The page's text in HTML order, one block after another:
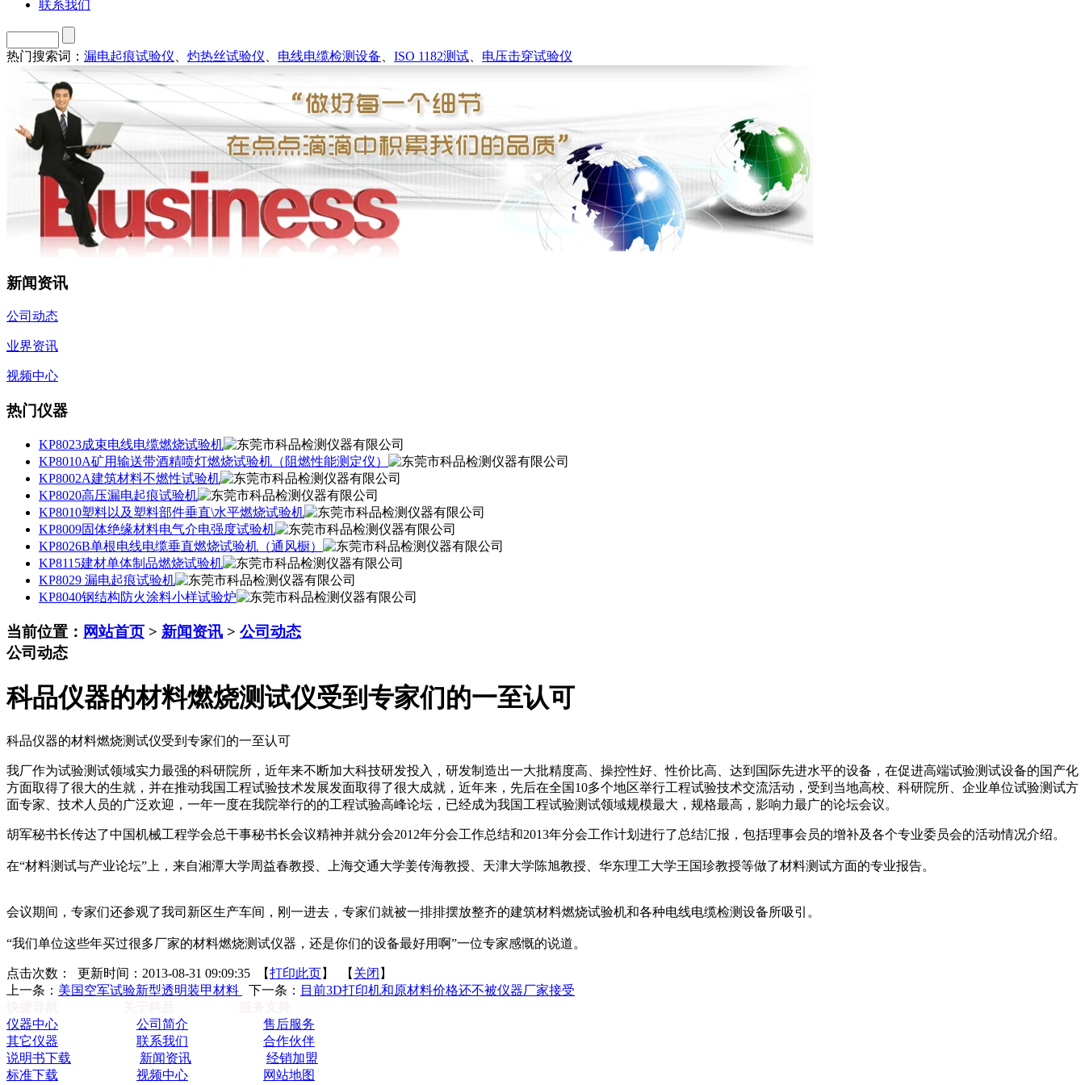
联系我们
热门搜索词： 漏电起痕试验仪 灼热丝试验仪 电线电缆检测设备 ISO 1182测试 电压击穿试验仪
新闻资讯
公司动态
业界资讯
视频中心
热门仪器
KP8023成束电线电缆燃烧试验机
KP8010A矿用输送带酒精喷灯燃烧试验机（阻燃性能测定仪）
KP8002A建筑材料不燃性试验机
KP8020高压漏电起痕试验机
KP8010塑料以及塑料部件垂直\水平燃烧试验机
KP8009固体绝缘材料电气介电强度试验机
KP8026B单根电线电缆垂直燃烧试验机（通风橱）
KP8115建材单体制品燃烧试验机
KP8029 漏电起痕试验机
KP8040钢结构防火涂料小样试验炉
当前位置： 网站首页 > 新闻资讯 > 公司动态
公司动态
科品仪器的材料燃烧测试仪受到专家们的一至认可
科品仪器的材料燃烧测试仪受到专家们的一至认可
我厂作为试验测试领域实力最强的科研院所，近年来不断加大科技研发投入，研发制造出一大批精度高、操控性好、性价比高、达到国际先进水平的设备，在促进高端试验测试设备的国产化
方面取得了很大的生就，并在推动我国工程试验技术发展发面取得了很大成就，近年来，先后在全国10多个地区举行工程试验技术交流活动，受到当地高校、科研院所、企业单位试验测试方
面专家、技术人员的广泛欢迎，一年一度在我院举行的的工程试验高峰论坛，已经成为我国工程试验测试领域规模最大，规格最高，影响力最广的论坛会议。
胡军秘书长传达了中国机械工程学会总干事秘书长会议精神并就分会2012年分会工作总结和2013年分会工作计划进行了总结汇报，包括理事会员的增补及各个专业委员会的活动情况介绍。
在“材料测试与产业论坛”上，来自湘潭大学周益春教授、上海交通大学姜传海教授、天津大学陈旭教授、华东理工大学王国珍教授等做了材料测试方面的专业报告。
会议期间，专家们还参观了我司新区生产车间，刚一进去，专家们就被一排排摆放整齐的建筑材料燃烧试验机和各种电线电缆检测设备所吸引。
“我们单位这些年买过很多厂家的材料燃烧测试仪器，还是你们的设备最好用啊”一位专家感慨的说道。
点击次数： 更新时间：2013-08-31 09:09:35 【打印此页 】 【 关闭 】
上一条： 美国空军试验新型透明装甲材料 下一条： 目前3D打印机和原材料价格还不被仪器厂家接受
仪器中心
公司简介
售后服务
其它仪器
联系我们
合作伙伴
说明书下载
新闻资讯
经销加盟
标准下载
视频中心 网站地图